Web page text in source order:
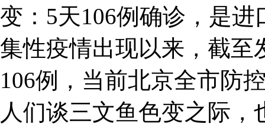
变：5天106例确诊，是
集性疫情出现以来，截至
106例，当前北京全市防
人们谈三文鱼色变之际